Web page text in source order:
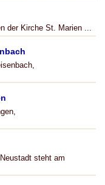
der Kirche St. Marien ...
steht am